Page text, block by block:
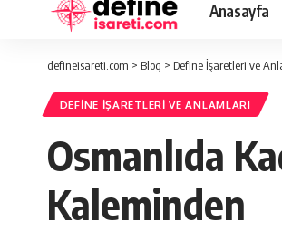
Anasayfa
defineisareti.com > Blog > Define İşaretleri ve
DEFINE İŞARETLERI VE ANLAMLARI
Osmanlıda
Kaleminden